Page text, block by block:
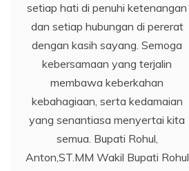
setiap hati di penuhi ketenangan
dan setiap hubungan di pererat
dengan kasih sayang. Semoga
kebersamaan yang terjalin
membawa keberkahan
kebahagiaan, serta kedamaian
yang senantiasa menyertai kita
semua. Bupati Rohul,
Anton,ST.MM Wakil Bupati Rohul